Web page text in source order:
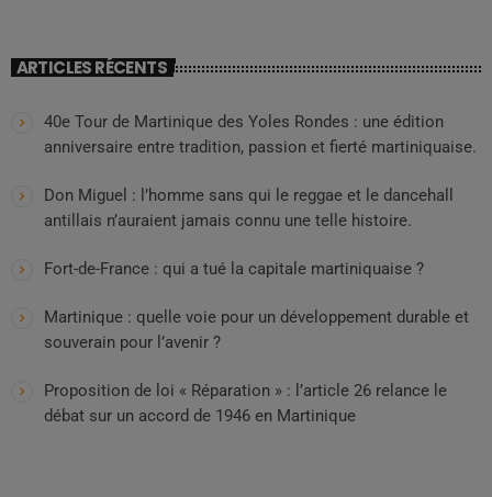
ARTICLES RÉCENTS
40e Tour de Martinique des Yoles Rondes : une édition
anniversaire entre tradition, passion et fierté martiniquaise.
Don Miguel : l’homme sans qui le reggae et le dancehall
antillais n’auraient jamais connu une telle histoire.
Fort-de-France : qui a tué la capitale martiniquaise ?
Martinique : quelle voie pour un développement durable et
souverain pour l’avenir ?
Proposition de loi « Réparation » : l’article 26 relance le
débat sur un accord de 1946 en Martinique